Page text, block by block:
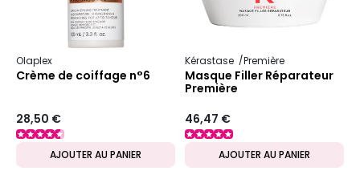
Olaplex
Crème de coiffage n°6
28,50 €
AJOUTER AU PANIER
Kérastase Première
Masque Filler Réparateur
Première
46,47 €
AJOUTER AU PANIER